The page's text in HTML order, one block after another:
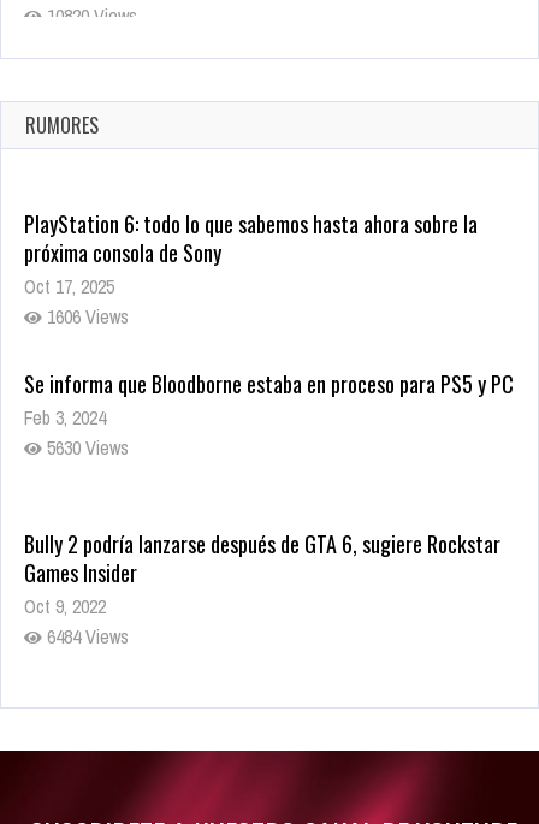
10820 Views
La configuración de Call of Duty 2021 aparentemente ya fue
Ago 8, 2021
10005 Views
RUMORES
PlayStation 6: todo lo que sabemos hasta ahora sobre la
próxima consola de Sony
Oct 17, 2025
1606 Views
Se informa que Bloodborne estaba en proceso para PS5 y PC
Feb 3, 2024
5630 Views
Bully 2 podría lanzarse después de GTA 6, sugiere Rockstar
Games Insider
Oct 9, 2022
6484 Views
Rumor: Se filtran los primeros detalles de Resident Evil 9